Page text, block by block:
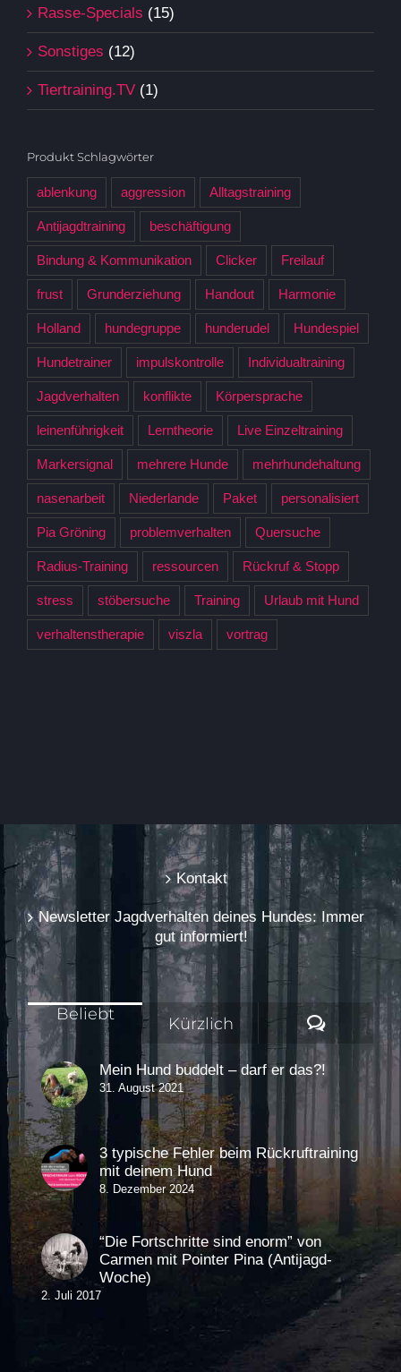
Rasse-Specials (15)
Sonstiges (12)
Tiertraining.TV (1)
Produkt Schlagwörter
ablenkung aggression Alltagstraining
Antijagdtraining beschäftigung
Bindung & Kommunikation Clicker Freilauf
frust Grunderziehung Handout Harmonie
Holland hundegruppe hunderudel Hundespiel
Hundetrainer impulskontrolle Individualtraining
Jagdverhalten konflikte Körpersprache
leinenführigkeit Lerntheorie Live Einzeltraining
Markersignal mehrere Hunde mehrhundehaltung
nasenarbeit Niederlande Paket personalisiert
Pia Gröning problemverhalten Quersuche
Radius-Training ressourcen Rückruf & Stopp
stress stöbersuche Training Urlaub mit Hund
verhaltenstherapie viszla vortrag
Kontakt
Newsletter Jagdverhalten deines Hundes: Immer
gut informiert!
Beliebt Kürzlich
Mein Hund buddelt – darf er das?!
31. August 2021
3 typische Fehler beim Rückruftraining
mit deinem Hund
8. Dezember 2024
“Die Fortschritte sind enorm” von
Carmen mit Pointer Pina (Antijagd-
Woche)
2. Juli 2017